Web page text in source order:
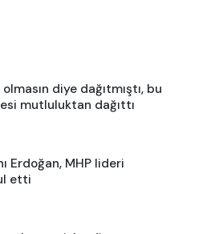
diye dağıtmıştı, bu
mutluluktan dağıttı
Erdoğan, MHP lideri
etti